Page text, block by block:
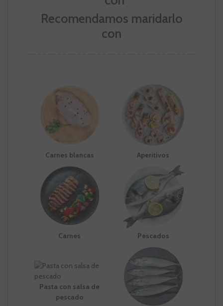
Recomendamos maridarlo
con
Carnes blancas Aperitivos
Carnes Pescados
Pasta con salsa de
pescado